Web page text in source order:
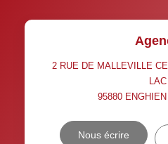
2 RUE DE MALLEVILLE
LAC
95880
Nous écrire